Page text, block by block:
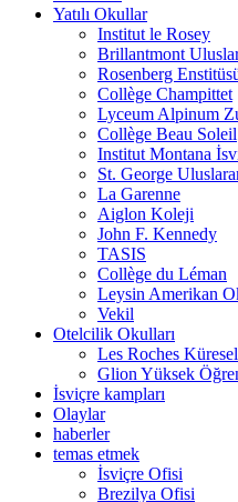
Yatılı Okullar
Institut le Rosey
Brillantmont
Rosenberg
Collège Champittet
Lyceum Alpinum
Collège Beau Soleil
Institut Montana
St. George
La Garenne
Aiglon Koleji
John F. Kennedy
TASIS
Collège du Léman
Leysin Amerikan
Vekil
Otelcilik Okulları
Les Roches
Glion Yüksek
İsviçre kampları
Olaylar
haberler
temas etmek
İsviçre Ofisi
Brezilya Ofisi